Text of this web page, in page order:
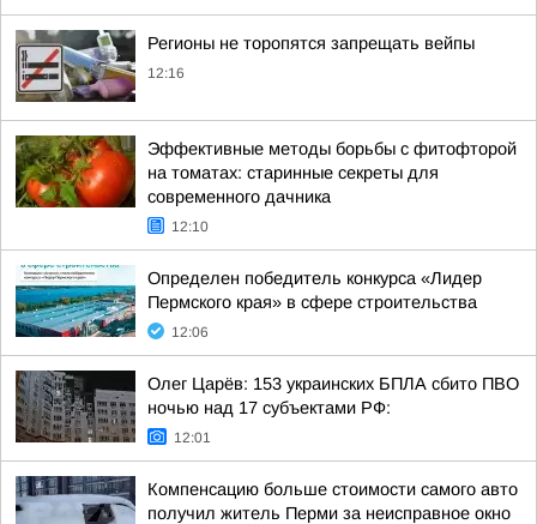
Регионы не торопятся запрещать вейпы
12:16
Эффективные методы борьбы с фитофторой
на томатах: старинные секреты для
современного дачника
12:10
Определен победитель конкурса «Лидер
Пермского края» в сфере строительства
12:06
Олег Царёв: 153 украинских БПЛА сбито ПВО
ночью над 17 субъектами РФ:
12:01
Компенсацию больше стоимости самого авто
получил житель Перми за неисправное окно